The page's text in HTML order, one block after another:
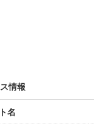
情報
名